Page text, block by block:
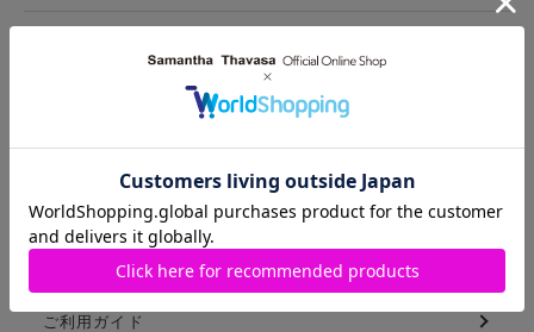
スタッフリスト
ショップブログ
ご利用ガイド